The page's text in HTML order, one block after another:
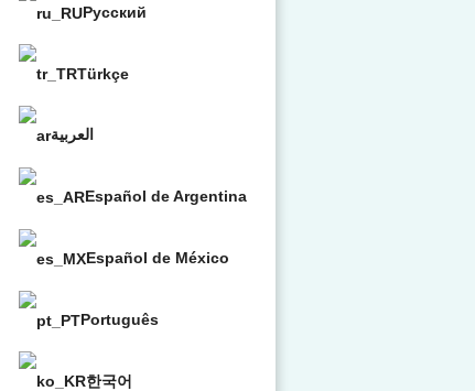
Русский
Türkçe
العربية
Español de Argentina
Español de México
Português
한국어